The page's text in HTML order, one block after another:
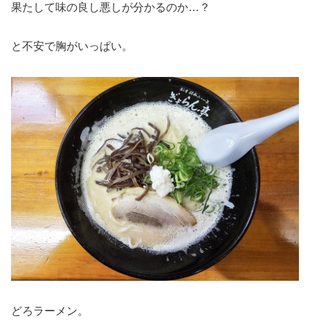
果たして味の良し悪しが分かるのか…？
と不安で胸がいっぱい。
どろラーメン。